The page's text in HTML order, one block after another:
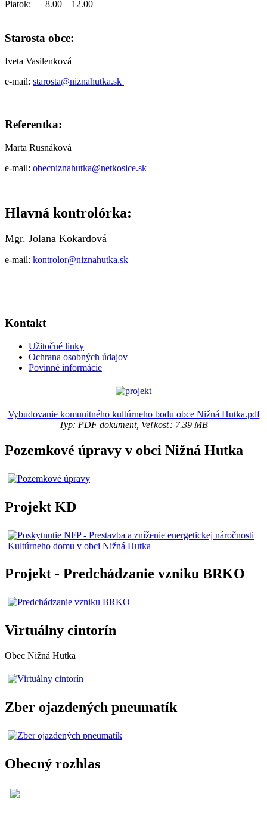
Piatok: 8.00 – 12.00
Starosta obce:
Iveta Vasilenková
e-mail: starosta@niznahutka.sk
Referentka:
Marta Rusnáková
e-mail: obecniznahutka@netkosice.sk
Hlavná kontrolórka:
Mgr. Jolana Kokardová
e-mail: kontrolor@niznahutka.sk
Kontakt
Užitočné linky
Ochrana osobných údajov
Povinné informácie
Vybudovanie komunitného kultúrneho bodu obce Nižná Hutka.pdf
Typ: PDF dokument, Veľkosť: 7.39 MB
Pozemkové úpravy v obci Nižná Hutka
Projekt KD
Projekt - Predchádzanie vzniku BRKO
Virtuálny cintorín
Obec Nižná Hutka
Zber ojazdených pneumatík
Obecný rozhlas